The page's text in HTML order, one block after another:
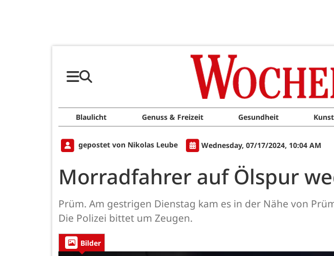
Blaulicht Genuss & Freizeit Gesundheit
gepostet von Nikolas Leube Wednesday, 07/17/2024, 10:04 AM
Morradfahrer auf Ölspur
Prüm. Am gestrigen Dienstag kam es in der Nähe von
Die Polizei bittet um Zeugen.
Bilder